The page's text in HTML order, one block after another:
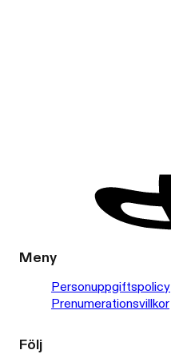
Meny
Personuppgiftspolicy
Prenumerationsvillkor
Följ